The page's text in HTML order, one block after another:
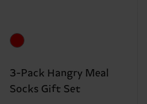
3-Pack Hangry Meal
Socks Gift Set